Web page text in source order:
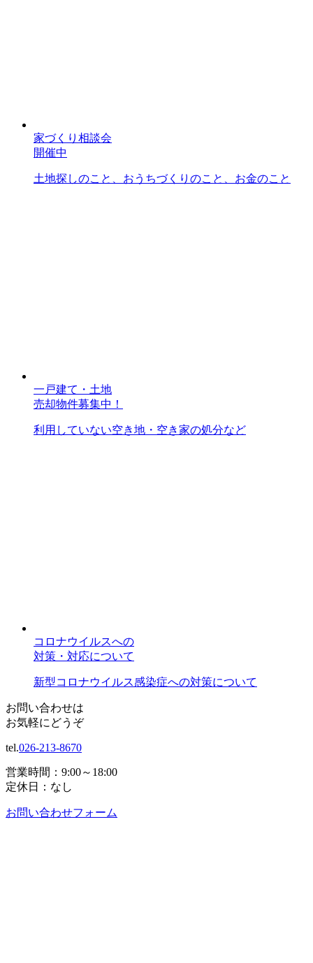
家づくり相談会
開催中
土地探しのこと、おうちづくりのこと、お金のこと
一戸建て・土地
売却物件募集中！
利用していない空き地・空き家の処分など
コロナウイルスへの
対策・対応について
新型コロナウイルス感染症への対策について
お問い合わせは
お気軽にどうぞ
tel.026-213-8670
営業時間：9:00～18:00
定休日：なし
お問い合わせフォーム